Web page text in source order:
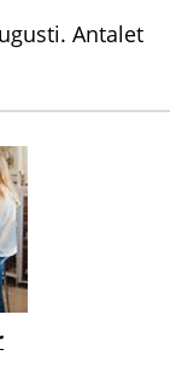
Antalet